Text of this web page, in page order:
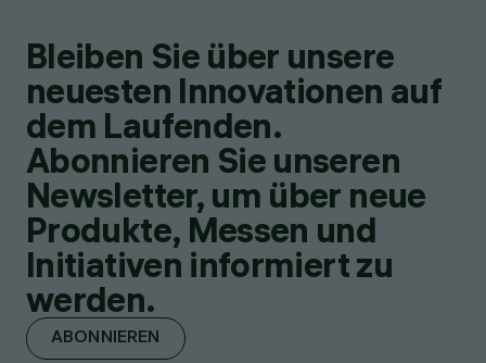
Bleiben Sie über unsere
neuesten Innovationen auf
dem Laufenden.
Abonnieren Sie unseren
Newsletter, um über neue
Produkte, Messen und
Initiativen informiert zu
werden.
ABONNIEREN